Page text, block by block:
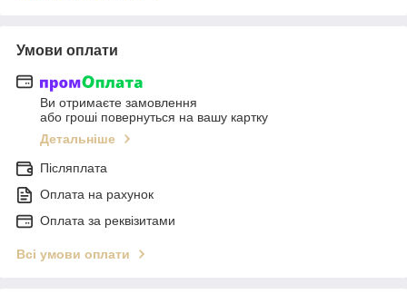
Умови оплати
Ви отримаєте замовлення
або гроші повернуться на вашу картку
Детальніше
Післяплата
Оплата на рахунок
Оплата за реквізитами
Всі умови оплати